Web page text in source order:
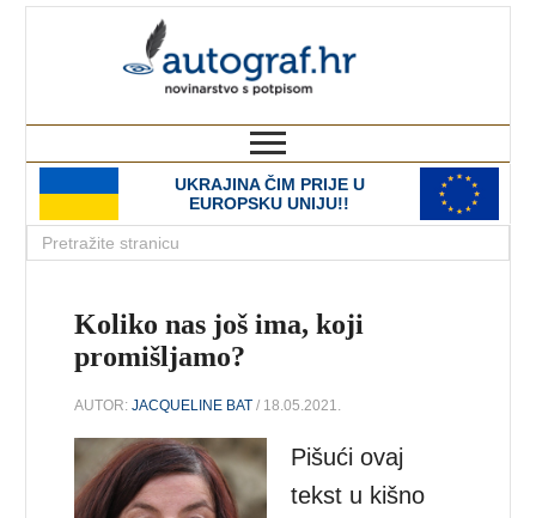
UKRAJINA ČIM PRIJE U
EUROPSKU UNIJU!!
Koliko nas još ima, koji
promišljamo?
AUTOR:JACQUELINE BAT / 18.05.2021.
Pišući ovaj
tekst u kišno